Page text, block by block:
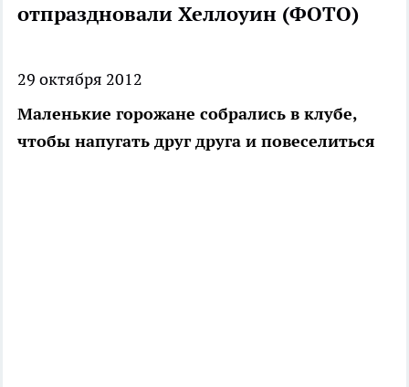
отпраздновали Хеллоуин (ФОТО)
29 октября 2012
Маленькие горожане собрались в клубе,
чтобы напугать друг друга и повеселиться